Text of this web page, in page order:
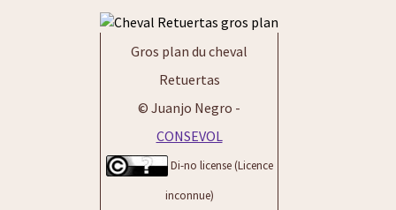
Gros plan du cheval
Retuertas
© Juanjo Negro -
CONSEVOL
Di-no license (Licence
inconnue)